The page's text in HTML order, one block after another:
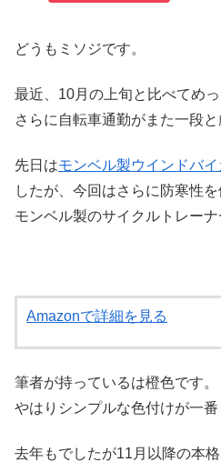
どうもミソジです。
最近、10月の上旬と比べてめ
さらに自転車通勤がまた一段
先日はモンベル製ウインドバ
したが、今回はさらに防寒性を
モンベル製のサイクルトレー
Amazonで詳細を見る
筆者が持っているは橙色です。
やはりシンプルな色付けが一
去年もでしたが11月以降の本